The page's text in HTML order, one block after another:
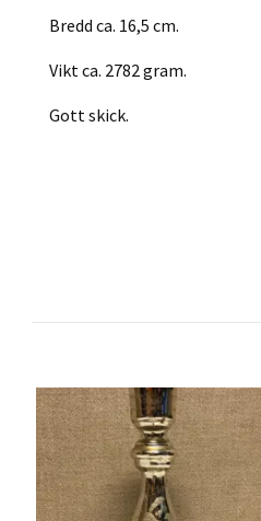
Bredd ca. 16,5 cm.
Vikt ca. 2782 gram.
Gott skick.